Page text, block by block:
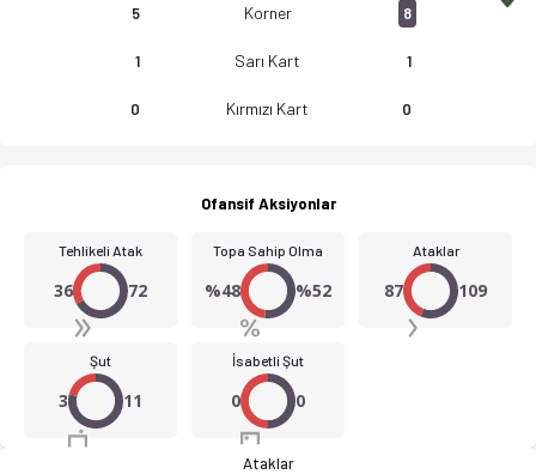
5 Korner 8
1 Sarı Kart 1
0 Kırmızı Kart 0
Ofansif Aksiyonlar
Tehlikeli Atak
36 72
Topa Sahip Olma
%48 %52
Ataklar
87 109
Şut
3 11
İsabetli Şut
0 0
Ataklar